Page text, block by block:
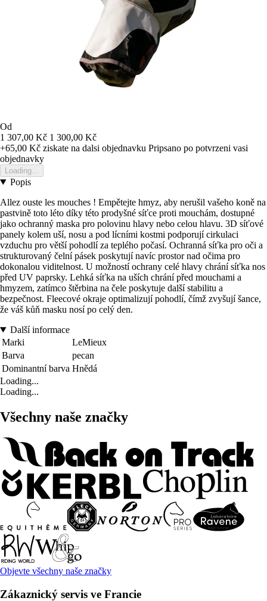
Od
1 307,00 Kč 1 300,00 Kč
+65,00 Kč ziskate na dalsi objednavku Pripsano po potvrzeni vasi
objednavky
Loading...
Popis
Allez ouste les mouches ! Empětejte hmyz, aby nerušil vašeho koně na
pastvině toto léto díky této prodyšné síťce proti mouchám, dostupné
jako ochranný maska pro polovinu hlavy nebo celou hlavu. 3D síťové
panely kolem uší, nosu a pod lícními kostmi podporují cirkulaci
vzduchu pro větší pohodlí za teplého počasí. Ochranná síťka pro oči a
strukturovaný čelní pásek poskytují navíc prostor nad očima pro
dokonalou viditelnost. U možností ochrany celé hlavy chrání síťka nos
před UV paprsky. Lehká síťka na uších chrání před mouchami a
hmyzem, zatímco štěrbina na čele poskytuje další stabilitu a
bezpečnost. Fleecové okraje optimalizují pohodlí, čímž zvyšují šance,
že váš kůň masku nosí po celý den.
Další informace
Marki
LeMieux
Barva
pecan
Dominantní barva Hnědá
Loading...
Loading...
Všechny naše značky
Objevte všechny naše značky
Zákaznický servis ve Francie